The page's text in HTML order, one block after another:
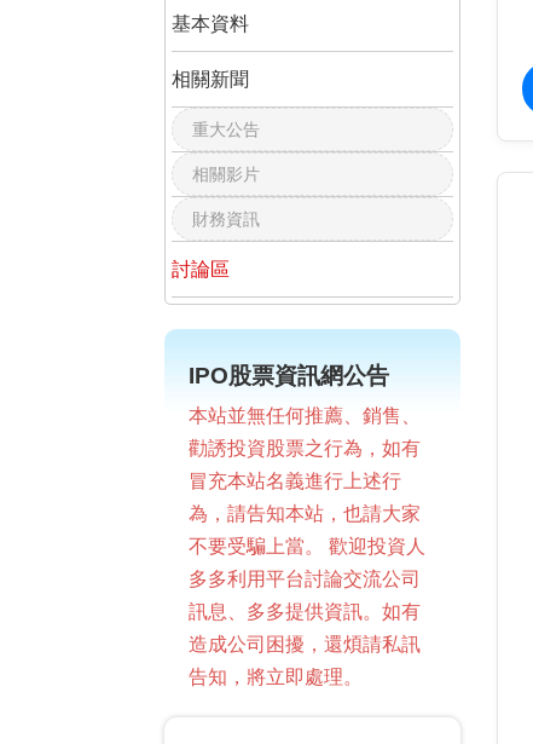
基本資料
相關新聞
重大公告
相關影片
財務資訊
討論區
IPO股票資訊網公告
本站並無任何推薦、銷售、
勸誘投資股票之行為，如有
冒充本站名義進行上述行
為，請告知本站，也請大家
不要受騙上當。 歡迎投資人
多多利用平台討論交流公司
訊息、多多提供資訊。如有
造成公司困擾，還煩請私訊
告知，將立即處理。